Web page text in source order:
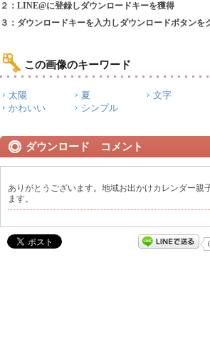
２：LINE@に登録しダウンロードキーを獲得
３：ダウンロードキーを入力しダウンロードボタンを
この画像のキーワード
太陽 夏 文字
かわいい
シンプル
ダウンロード コメント
ありがとうございます。地域お出かけカレンダー親
ます。